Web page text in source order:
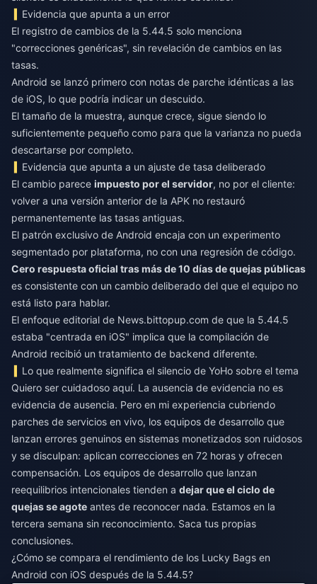
Evidencia que apunta a un error
El registro de cambios de la 5.44.5 solo menciona
"correcciones genéricas", sin revelación de cambios en las
tasas.
Android se lanzó primero con notas de parche idénticas a las
de iOS, lo que podría indicar un descuido.
El tamaño de la muestra, aunque crece, sigue siendo lo
suficientemente pequeño como para que la varianza no pueda
descartarse por completo.
Evidencia que apunta a un ajuste de tasa deliberado
El cambio parece impuesto por el servidor, no por el cliente:
volver a una versión anterior de la APK no restauró
permanentemente las tasas antiguas.
El patrón exclusivo de Android encaja con un experimento
segmentado por plataforma, no con una regresión de código.
Cero respuesta oficial tras más de 10 días de quejas públicas
es consistente con un cambio deliberado del que el equipo no
está listo para hablar.
El enfoque editorial de News.bittopup.com de que la 5.44.5
estaba "centrada en iOS" implica que la compilación de
Android recibió un tratamiento de backend diferente.
Lo que realmente significa el silencio de YoHo sobre el tema
Quiero ser cuidadoso aquí. La ausencia de evidencia no es
evidencia de ausencia. Pero en mi experiencia cubriendo
parches de servicios en vivo, los equipos de desarrollo que
lanzan errores genuinos en sistemas monetizados son ruidosos
y se disculpan: aplican correcciones en 72 horas y ofrecen
compensación. Los equipos de desarrollo que lanzan
reequilibrios intencionales tienden a dejar que el ciclo de
quejas se agote antes de reconocer nada. Estamos en la
tercera semana sin reconocimiento. Saca tus propias
conclusiones.
¿Cómo se compara el rendimiento de los Lucky Bags en
Android con iOS después de la 5.44.5?